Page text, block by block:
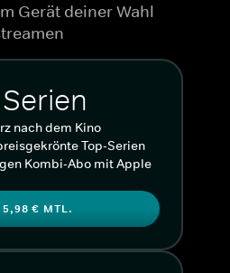
Gerät deiner Wahl
nach dem Kino
Top-Serien
Kombi-Abo mit Apple
5,98 € MTL.